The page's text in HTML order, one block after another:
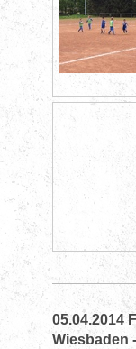
05.04.2014
Wiesbaden